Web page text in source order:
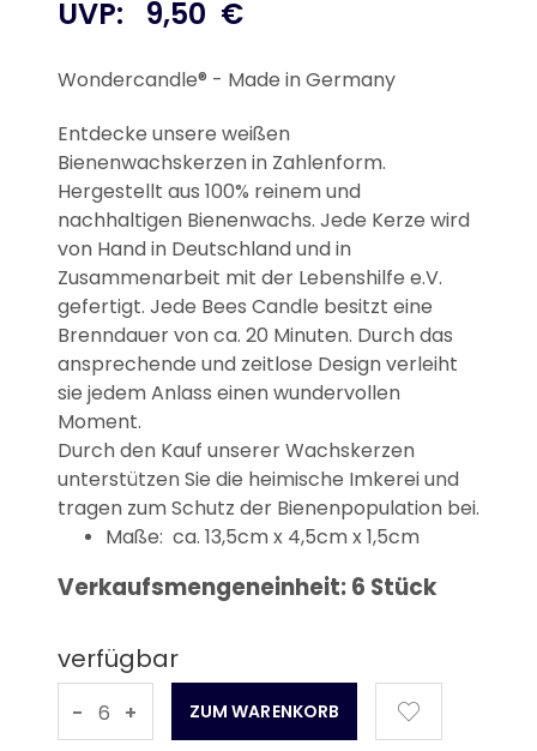
UVP: 9,50 €
Wondercandle® - Made in Germany
Entdecke unsere weißen
Bienenwachskerzen in Zahlenform.
Hergestellt aus 100% reinem und
nachhaltigen Bienenwachs. Jede Kerze wird
von Hand in Deutschland und in
Zusammenarbeit mit der Lebenshilfe e.V.
gefertigt. Jede Bees Candle besitzt eine
Brenndauer von ca. 20 Minuten. Durch das
ansprechende und zeitlose Design verleiht
sie jedem Anlass einen wundervollen
Moment.
Durch den Kauf unserer Wachskerzen
unterstützen Sie die heimische Imkerei und
tragen zum Schutz der Bienenpopulation bei.
Maße: ca. 13,5cm x 4,5cm x 1,5cm
Verkaufsmengeneinheit: 6 Stück
verfügbar
- +